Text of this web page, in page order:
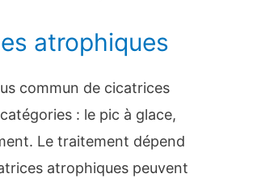
atrophiques
commun de cicatrices
: le pic à glace,
Le traitement dépend
atrophiques peuvent